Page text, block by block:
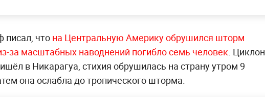
писал, что на Центральную Америку обрушился шторм
за масштабных наводнений погибло семь человек . Циклон
в Никарагуа, стихия обрушилась на страну утром 9
она ослабла до тропического шторма.